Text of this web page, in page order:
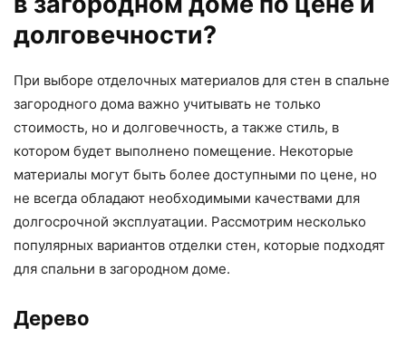
долговечности?
При выборе отделочных материалов для стен в спальне
загородного дома важно учитывать не только
стоимость, но и долговечность, а также стиль, в
котором будет выполнено помещение. Некоторые
материалы могут быть более доступными по цене, но
не всегда обладают необходимыми качествами для
долгосрочной эксплуатации. Рассмотрим несколько
популярных вариантов отделки стен, которые подходят
для спальни в загородном доме.
Дерево